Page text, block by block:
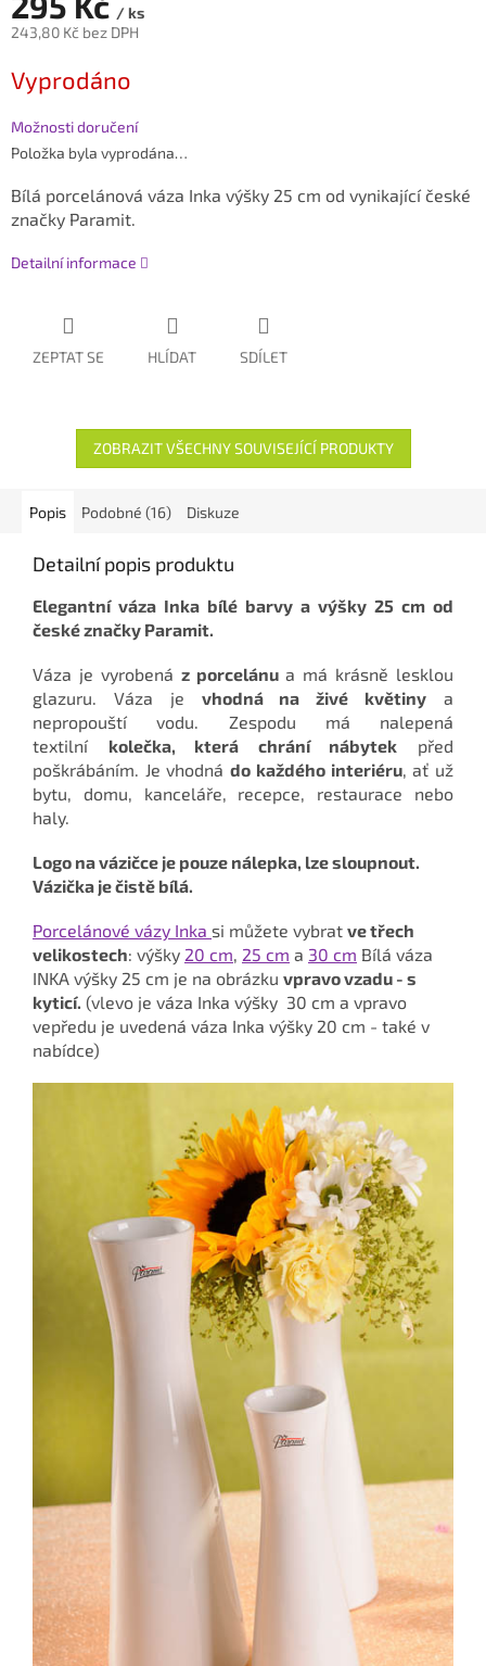
/ ks
243,80 Kč bez DPH
cena:
Vyprodáno
Možnosti doručení
Položka byla vyprodána…
Bílá porcelánová váza Inka výšky 25 cm od vynikající české
značky Paramit.
Detailní informace
ZEPTAT SE HLÍDAT SDÍLET
ZOBRAZIT VŠECHNY SOUVISEJÍCÍ PRODUKTY
Popis Podobné (16) Diskuze
Detailní popis produktu
Elegantní váza Inka bílé barvy a výšky 25 cm od
české značky Paramit.
Váza je vyrobená z porcelánua má krásně lesklou
glazuru. Váza je vhodná na živé květiny a
nepropouští vodu. Zespodu má nalepená
textilní kolečka, která chrání nábytek před
poškrábáním. Je vhodnádo každého interiéru, ať už
bytu, domu, kanceláře, recepce, restaurace nebo
haly.
Logo na vázičce je pouze nálepka, lze sloupnout.
Vázička je čistě bílá.
Porcelánové vázy Inka si můžete vybrat ve třech
velikostech: výšky 20 cm, 25 cm a 30 cm Bílá váza
INKA výšky 25 cm je na obrázku vpravo vzadu - s
kyticí. (vlevo je váza Inka výšky 30 cm a vpravo
vepředu je uvedená váza Inka výšky 20 cm - také v
nabídce)